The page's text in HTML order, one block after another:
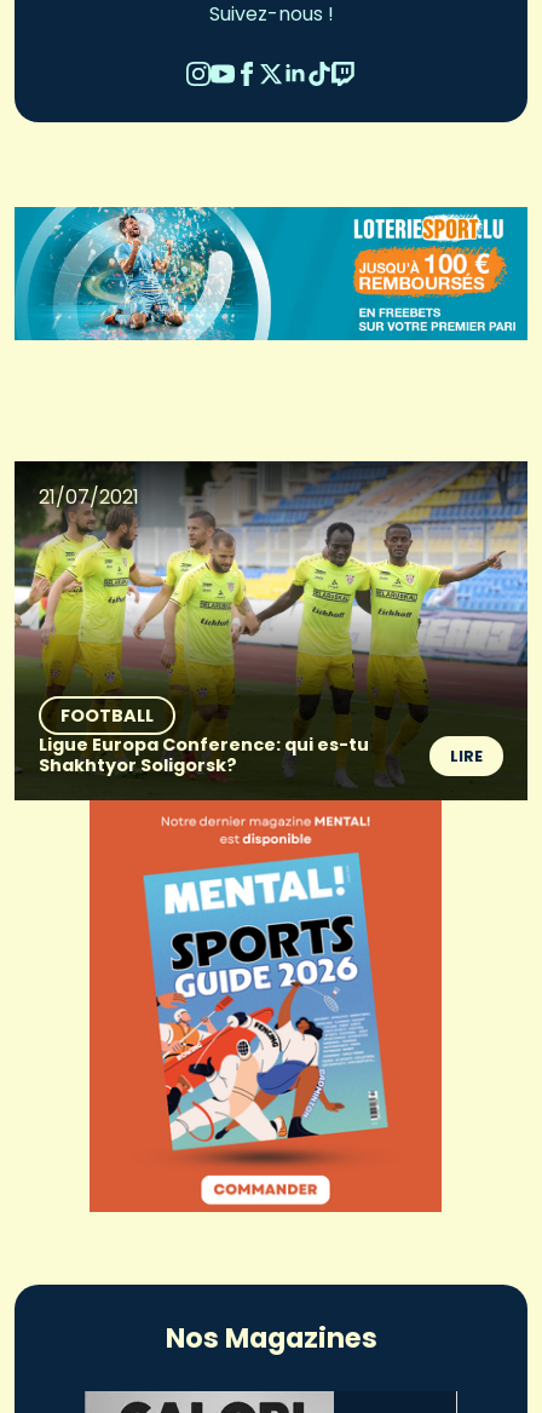
Suivez-nous !
21/07/2021
FOOTBALL
Ligue Europa Conference: qui es-tu
Shakhtyor Soligorsk?
LIRE
Nos Magazines